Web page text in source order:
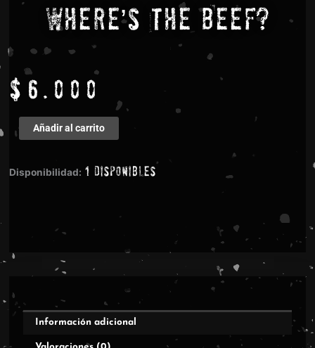
Where’s The Beef?
$ 6.000
Carnival
Of
–
Añadir al carrito
Disponibilidad: 1 disponibles
Información adicional